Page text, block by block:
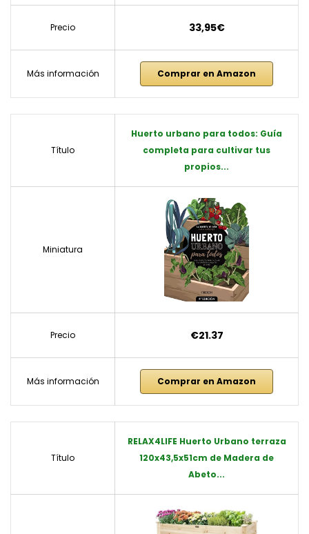
Precio 33,95€
Más información Comprar en Amazon
Título
Huerto urbano para todos: Guía
completa para cultivar tus
propios...
Miniatura
Precio €21.37
Más información Comprar en Amazon
Título
RELAX4LIFE Huerto Urbano terraza
120x43,5x51cm de Madera de
Abeto...